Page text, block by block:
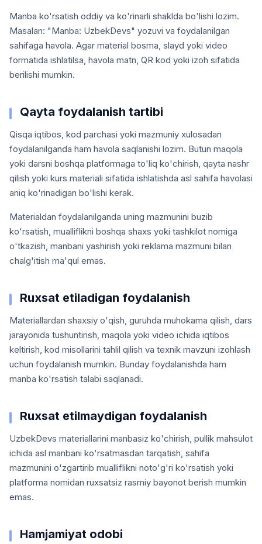
Manba ko'rsatish oddiy va ko'rinarli shaklda bo'lishi lozim.
Masalan: "Manba: UzbekDevs" yozuvi va foydalanilgan
sahifaga havola. Agar material bosma, slayd yoki video
formatida ishlatilsa, havola matn, QR kod yoki izoh sifatida
berilishi mumkin.
Qayta foydalanish tartibi
Qisqa iqtibos, kod parchasi yoki mazmuniy xulosadan
foydalanilganda ham havola saqlanishi lozim. Butun maqola
yoki darsni boshqa platformaga to'liq ko'chirish, qayta nashr
qilish yoki kurs materiali sifatida ishlatishda asl sahifa havolasi
aniq ko'rinadigan bo'lishi kerak.
Materialdan foydalanilganda uning mazmunini buzib
ko'rsatish, mualliflikni boshqa shaxs yoki tashkilot nomiga
o'tkazish, manbani yashirish yoki reklama mazmuni bilan
chalg'itish ma'qul emas.
Ruxsat etiladigan foydalanish
Materiallardan shaxsiy o'qish, guruhda muhokama qilish, dars
jarayonida tushuntirish, maqola yoki video ichida iqtibos
keltirish, kod misollarini tahlil qilish va texnik mavzuni izohlash
uchun foydalanish mumkin. Bunday foydalanishda ham
manba ko'rsatish talabi saqlanadi.
Ruxsat etilmaydigan foydalanish
UzbekDevs materiallarini manbasiz ko'chirish, pullik mahsulot
ichida asl manbani ko'rsatmasdan tarqatish, sahifa
mazmunini o'zgartirib mualliflikni noto'g'ri ko'rsatish yoki
platforma nomidan ruxsatsiz rasmiy bayonot berish mumkin
emas.
Hamjamiyat odobi